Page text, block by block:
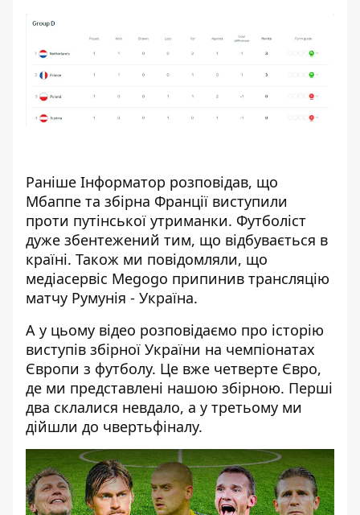
Раніше Інформатор розповідав, що
Мбаппе та збірна Франції виступили
проти путінської утриманки. Футболіст
дуже збентежений тим, що відбувається в
країні. Також ми повідомляли, що
медіасервіс Megogo припинив трансляцію
матчу Румунія - Україна.
А у цьому відео розповідаємо про історію
виступів збірної України на чемпіонатах
Європи з футболу. Це вже четверте Євро,
де ми представлені нашою збірною. Перші
два склалися невдало, а у третьому ми
дійшли до чвертьфіналу.